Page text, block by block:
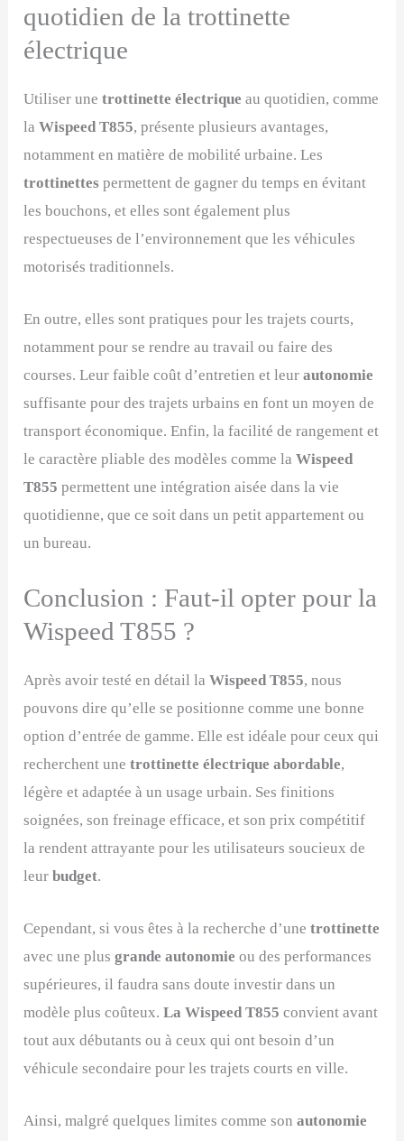
quotidien de la trottinette
électrique
Utiliser une trottinette électrique au quotidien, comme
laWispeed T855, présente plusieurs avantages,
notamment en matière de mobilité urbaine. Les
trottinettespermettent de gagner du temps en évitant
les bouchons, et elles sont également plus
respectueuses de l’environnement que les véhicules
motorisés traditionnels.
En outre, elles sont pratiques pour les trajets courts,
notamment pour se rendre au travail ou faire des
courses. Leur faible coût d’entretien et leurautonomie
suffisante pour des trajets urbains en font un moyen de
transport économique. Enfin, la facilité de rangement et
le caractère pliable des modèles comme laWispeed
T855 permettent une intégration aisée dans la vie
quotidienne, que ce soit dans un petit appartement ou
un bureau.
Conclusion : Faut-il opter pour la
Wispeed T855 ?
Après avoir testé en détail laWispeed T855, nous
pouvons dire qu’elle se positionne comme une bonne
option d’entrée de gamme. Elle est idéale pour ceux qui
recherchent unetrottinette électrique abordable,
légère et adaptée à un usage urbain. Ses finitions
soignées, son freinage efficace, et son prix compétitif
la rendent attrayante pour les utilisateurs soucieux de
leurbudget.
Cependant, si vous êtes à la recherche d’unetrottinette
avec une plusgrande autonomie ou des performances
supérieures, il faudra sans doute investir dans un
modèle plus coûteux.La Wispeed T855convient avant
tout aux débutants ou à ceux qui ont besoin d’un
véhicule secondaire pour les trajets courts en ville.
Ainsi, malgré quelques limites comme sonautonomie